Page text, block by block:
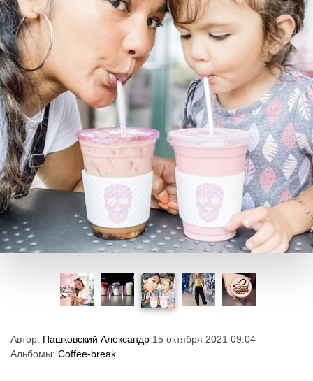
Автор: Пашковский Александр 15 октября 2021 09:04
Альбомы: Coffee-break